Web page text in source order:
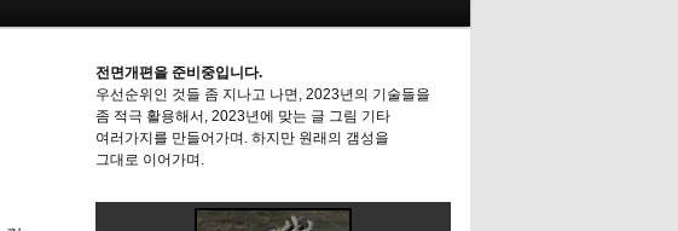
전면개편을 준비중입니다.
우선순위인 것들 좀 지나고 나면, 2023년의 기술들을
좀 적극 활용해서, 2023년에 맞는 글 그림 기타
여러가지를 만들어가며. 하지만 원래의 갬성을
그대로 이어가며.